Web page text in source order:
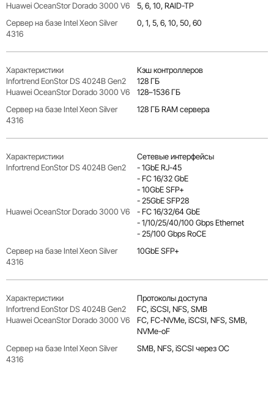
5, 6, 10, RAID-TP
0, 1, 5, 6, 10, 50, 60
Кэш контроллеров
128 ГБ
128–1536 ГБ
128 ГБ RAM сервера
Сетевые интерфейсы
- 1GbE RJ-45
- FC 16/32 GbE
- 10GbE SFP+
- 25GbE SFP28
- FC 16/32/64 GbE
- 1/10/25/40/100 Gbps Ethernet
- 25/100 Gbps RoCE
10GbE SFP+
Протоколы доступа
FC, iSCSI, NFS, SMB
FC, FC-NVMe, iSCSI, NFS, SMB,
NVMe-oF
SMB, NFS, iSCSI через ОС